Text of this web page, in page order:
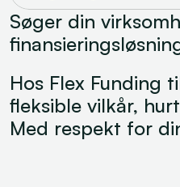
Søger din
Hos Flex Funding
fleksible vilkår,
Med respekt for